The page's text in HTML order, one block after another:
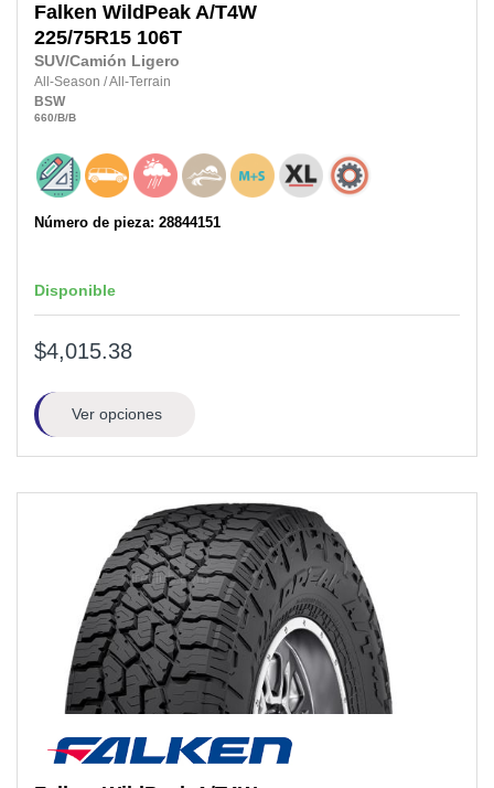
Falken WildPeak A/T4W
225/75R15 106T
SUV/Camión Ligero
All-Season /All-Terrain
BSW
660/B/B
Número de pieza: 28844151
Disponible
$4,015.38
Ver opciones